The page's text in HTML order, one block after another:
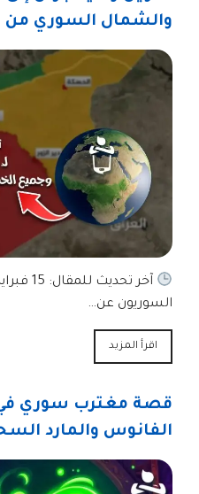
والشمال السوري من
السوريون عن…
اقرأ المزيد
قصة مغترب سوري
الفانوس والمارد